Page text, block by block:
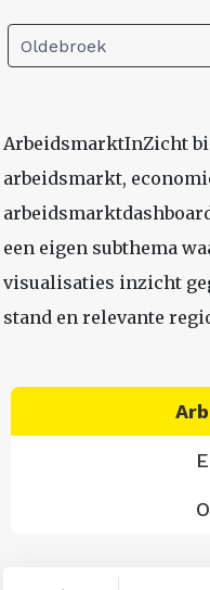
Oldebroek
ArbeidsmarktInZicht
arbeidsmarkt,
een eigen subthema
visualisaties inzicht
stand en relevante